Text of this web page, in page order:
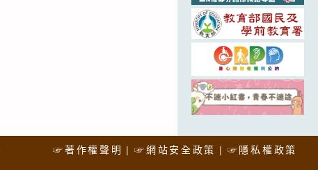
☞著作權聲明 ☞網站安全政策 ☞隱私權政策